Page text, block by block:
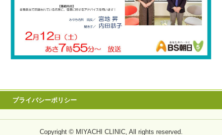
プライバシーポリシー
Copyright © MIYACHI CLINIC, All rights reserved.